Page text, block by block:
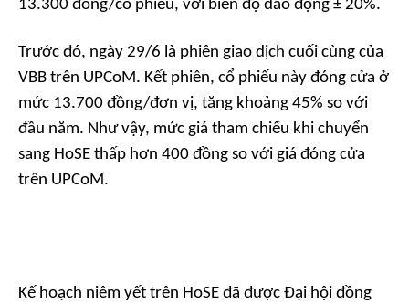
13.300 đồng/cổ phiếu, với biên độ dao động ± 20%.
Trước đó, ngày 29/6 là phiên giao dịch cuối cùng của
VBB trên UPCoM. Kết phiên, cổ phiếu này đóng cửa ở
mức 13.700 đồng/đơn vị, tăng khoảng 45% so với
đầu năm. Như vậy, mức giá tham chiếu khi chuyển
sang HoSE thấp hơn 400 đồng so với giá đóng cửa
trên UPCoM.
Kế hoạch niêm yết trên HoSE đã được Đại hội đồng